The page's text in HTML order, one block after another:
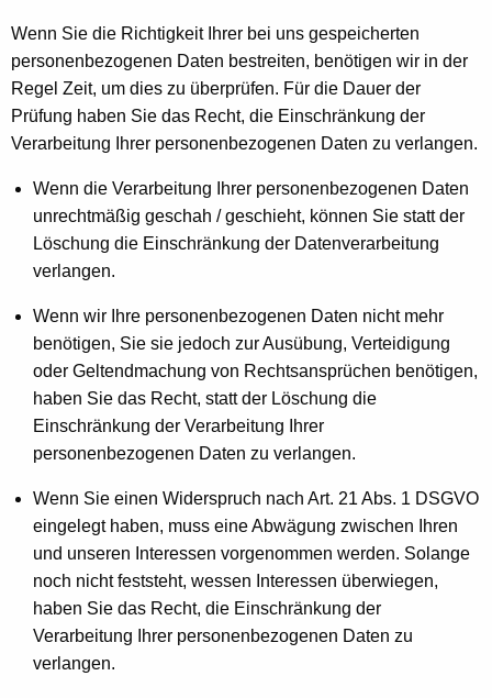
Wenn Sie die Richtigkeit Ihrer bei uns gespeicherten
personenbezogenen Daten bestreiten, benötigen wir in der
Regel Zeit, um dies zu überprüfen. Für die Dauer der
Prüfung haben Sie das Recht, die Einschränkung der
Verarbeitung Ihrer personenbezogenen Daten zu verlangen.
Wenn die Verarbeitung Ihrer personenbezogenen Daten
unrechtmäßig geschah / geschieht, können Sie statt der
Löschung die Einschränkung der Datenverarbeitung
verlangen.
Wenn wir Ihre personenbezogenen Daten nicht mehr
benötigen, Sie sie jedoch zur Ausübung, Verteidigung
oder Geltendmachung von Rechtsansprüchen benötigen,
haben Sie das Recht, statt der Löschung die
Einschränkung der Verarbeitung Ihrer
personenbezogenen Daten zu verlangen.
Wenn Sie einen Widerspruch nach Art. 21 Abs. 1 DSGVO
eingelegt haben, muss eine Abwägung zwischen Ihren
und unseren Interessen vorgenommen werden. Solange
noch nicht feststeht, wessen Interessen überwiegen,
haben Sie das Recht, die Einschränkung der
Verarbeitung Ihrer personenbezogenen Daten zu
verlangen.